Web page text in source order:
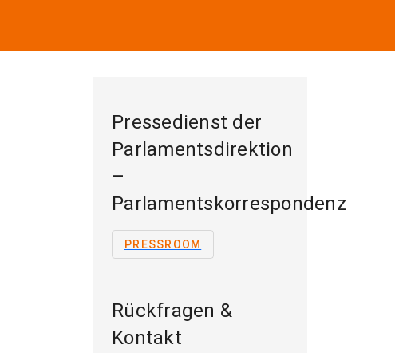
Pressedienst der
Parlamentsdirektion
–
Parlamentskorrespondenz
PRESSROOM
Rückfragen &
Kontakt